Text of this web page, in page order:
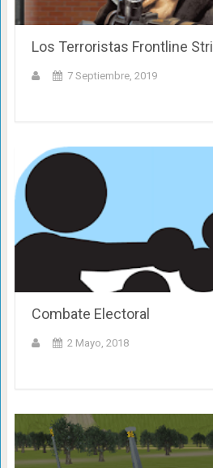
Los Terroristas Frontline Stri
7 Septiembre, 2019
Combate Electoral
2 Mayo, 2018